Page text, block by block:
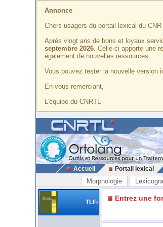
Annonce
Chers usagers du portail lexical du
Après vingt ans de bons et loyaux
septembre 2026. Celle-ci apporte une
également de nouvelles ressources.
Vous pouvez tester la nouvelle version
En vous remerciant,
L'équipe du CNRTL
Accueil Portail lexical
Morphologie
TLFi Entrez une